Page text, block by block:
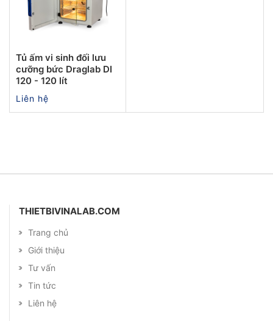
Tủ ấm vi sinh đối lưu
cưỡng bức Draglab DI
120 - 120 lít
Liên hệ
THIETBIVINALAB.COM
Trang chủ
Giới thiệu
Tư vấn
Tin tức
Liên hệ